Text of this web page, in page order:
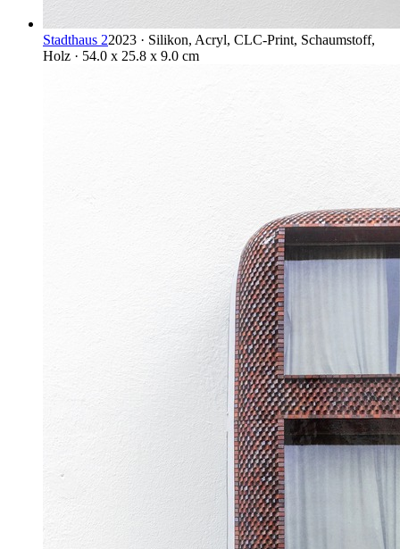
Stadthaus 22023 · Silikon, Acryl, CLC-Print, Schaumstoff,
Holz · 54.0 x 25.8 x 9.0 cm